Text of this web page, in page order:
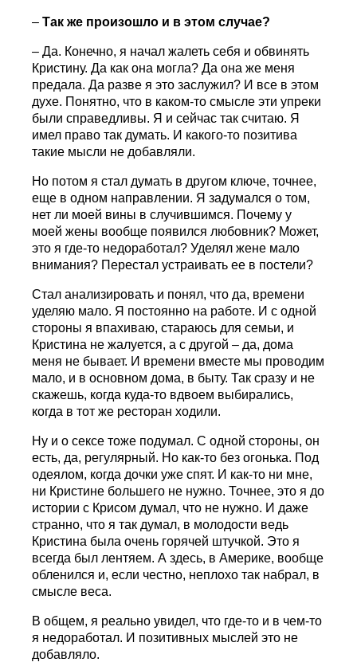
–Так же произошло и в этом случае?
– Да. Конечно, я начал жалеть себя и обвинять
Кристину. Да как она могла? Да она же меня
предала. Да разве я это заслужил? И все в этом
духе. Понятно, что в каком-то смысле эти упреки
были справедливы. Я и сейчас так считаю. Я
имел право так думать. И какого-то позитива
такие мысли не добавляли.
Но потом я стал думать в другом ключе, точнее,
еще в одном направлении. Я задумался о том,
нет ли моей вины в случившимся. Почему у
моей жены вообще появился любовник? Может,
это я где-то недоработал? Уделял жене мало
внимания? Перестал устраивать ее в постели?
Стал анализировать и понял, что да, времени
уделяю мало. Я постоянно на работе. И с одной
стороны я впахиваю, стараюсь для семьи, и
Кристина не жалуется, а с другой – да, дома
меня не бывает. И времени вместе мы проводим
мало, и в основном дома, в быту. Так сразу и не
скажешь, когда куда-то вдвоем выбирались,
когда в тот же ресторан ходили.
Ну и о сексе тоже подумал. С одной стороны, он
есть, да, регулярный. Но как-то без огонька. Под
одеялом, когда дочки уже спят. И как-то ни мне,
ни Кристине большего не нужно. Точнее, это я до
истории с Крисом думал, что не нужно. И даже
странно, что я так думал, в молодости ведь
Кристина была очень горячей штучкой. Это я
всегда был лентяем. А здесь, в Америке, вообще
обленился и, если честно, неплохо так набрал, в
смысле веса.
В общем, я реально увидел, что где-то и в чем-то
я недоработал. И позитивных мыслей это не
добавляло.